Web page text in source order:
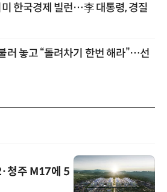
미 한국경제 빌런…李 대통령, 경질
러 놓고 “돌려차기 한번 해라”…선
청주 M17에 5